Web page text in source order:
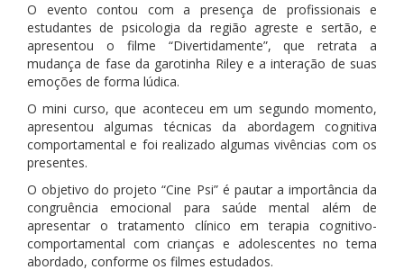
O evento contou com a presença de profissionais e
estudantes de psicologia da região agreste e sertão, e
apresentou o filme “Divertidamente”, que retrata a
mudança de fase da garotinha Riley e a interação de suas
emoções de forma lúdica.
O mini curso, que aconteceu em um segundo momento,
apresentou algumas técnicas da abordagem cognitiva
comportamental e foi realizado algumas vivências com os
presentes.
O objetivo do projeto “Cine Psi” é pautar a importância da
congruência emocional para saúde mental além de
apresentar o tratamento clínico em terapia cognitivo-
comportamental com crianças e adolescentes no tema
abordado, conforme os filmes estudados.